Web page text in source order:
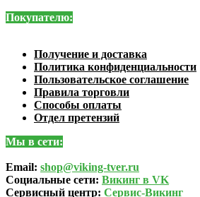
Покупателю:
Получение и доставка
Политика конфиденциальности
Пользовательское соглашение
Правила торговли
Способы оплаты
Отдел претензий
Мы в сети:
Email: shop@viking-tver.ru
Социальные сети: Викинг в VK
Сервисный центр: Сервис-Викинг